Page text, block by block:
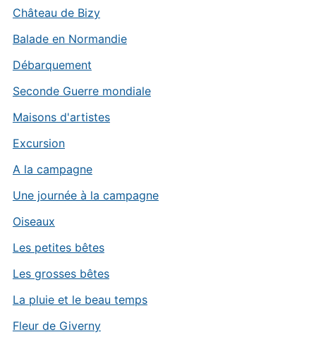
Château de Bizy
Balade en Normandie
Débarquement
Seconde Guerre mondiale
Maisons d'artistes
Excursion
A la campagne
Une journée à la campagne
Oiseaux
Les petites bêtes
Les grosses bêtes
La pluie et le beau temps
Fleur de Giverny